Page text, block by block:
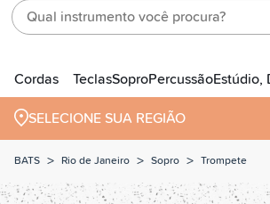
Cordas TeclasSoproPercussãoEstúdio,
SELECIONE SUA REGIÃO
BATS > Rio de Janeiro > Sopro > Trompete